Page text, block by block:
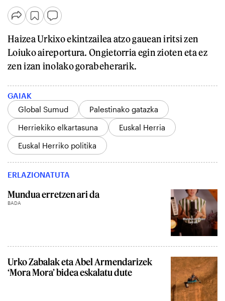
Haizea Urkixo ekintzailea atzo gauean iritsi zen
Loiuko aireportura. Ongietorria egin zioten eta ez
zen izan inolako gorabeherarik.
GAIAK
Global Sumud
Palestinako gatazka
Herriekiko elkartasuna
Euskal Herria
Euskal Herriko politika
ERLAZIONATUTA
Mundua erretzen ari da
BADA
Urko Zabalak eta Abel Armendarizek
‘Mora Mora’ bidea eskalatu dute